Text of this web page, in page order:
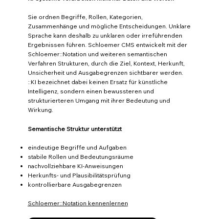
Sie ordnen Begriffe, Rollen, Kategorien,
Zusammenhänge und mögliche Entscheidungen. Unklare
Sprache kann deshalb zu unklaren oder irreführenden
Ergebnissen führen. Schloemer CMS entwickelt mit der
Schloemer::Notation und weiteren semantischen
Verfahren Strukturen, durch die Ziel, Kontext, Herkunft,
Unsicherheit und Ausgabegrenzen sichtbarer werden.
::KI bezeichnet dabei keinen Ersatz für künstliche
Intelligenz, sondern einen bewussteren und
strukturierteren Umgang mit ihrer Bedeutung und
Wirkung.
Semantische Struktur unterstützt
eindeutige Begriffe und Aufgaben
stabile Rollen und Bedeutungsräume
nachvollziehbare KI-Anweisungen
Herkunfts- und Plausibilitätsprüfung
kontrollierbare Ausgabegrenzen
Schloemer::Notation kennenlernen